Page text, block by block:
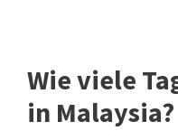
Wie viele
in Malaysia?